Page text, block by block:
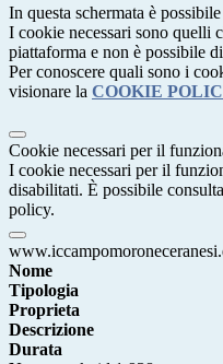
In questa schermata è
I cookie necessari sono quelli
piattaforma e non è possibile
Per conoscere quali sono i
visionare la COOKIE
Cookie necessari per il
I cookie necessari per il
disabilitati. È possibile
policy.
Nome
Tipologia
Proprieta
Descrizione
Durata